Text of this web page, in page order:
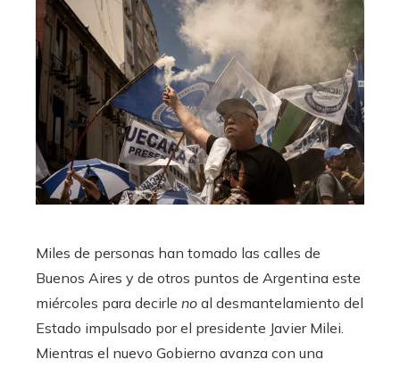
Miles de personas han tomado las calles de
Buenos Aires y de otros puntos de Argentina este
miércoles para decirle no al desmantelamiento del
Estado impulsado por el presidente Javier Milei.
Mientras el nuevo Gobierno avanza con una